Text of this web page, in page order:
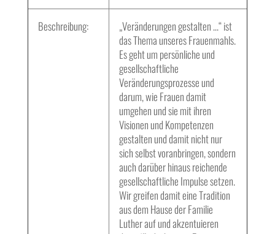
Beschreibung:
„Veränderungen gestalten …“ ist
das Thema unseres Frauenmahls.
Es geht um persönliche und
gesellschaftliche
Veränderungsprozesse und
darum, wie Frauen damit
umgehen und sie mit ihren
Visionen und Kompetenzen
gestalten und damit nicht nur
sich selbst voranbringen, sondern
auch darüber hinaus reichende
gesellschaftliche Impulse setzen.
Wir greifen damit eine Tradition
aus dem Hause der Familie
Luther auf und akzentuieren